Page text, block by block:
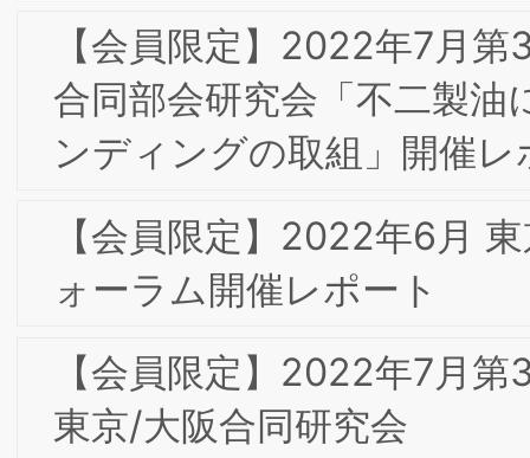
【会員限定】2020年7月 第3回東京専門
部会委員会 「FinTechを活用したイノベ
ーションによる新たな社会創造―世界の
貧困層17億人を救うGMSの挑戦―」
【会員限定】2019年11⽉ 第16回東京フ
ォーラム 開催レポート 「顧客体験
通、ブランド戦略－デジタルとアナログ
－」